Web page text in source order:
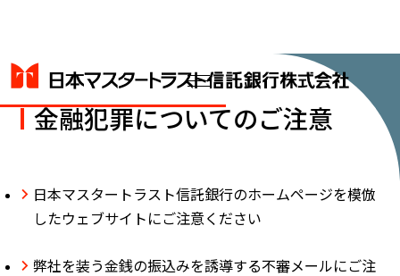
金融犯罪についてのご注意
日本マスタートラスト信託銀行のホームページを模倣
したウェブサイトにご注意ください
弊社を装う金銭の振込みを誘導する不審メールにご注